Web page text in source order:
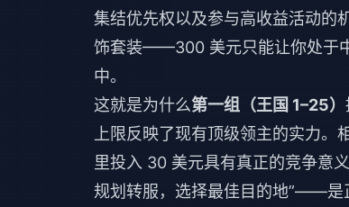
集结优先权以及参与高收益活动
饰套装——300 美元只能让你处于
中。
这就是为什么第一组（王国 1–25）
上限反映了现有顶级领主的实力。
里投入 30 美元具有真正的竞争意
规划转服，选择最佳目的地”——是